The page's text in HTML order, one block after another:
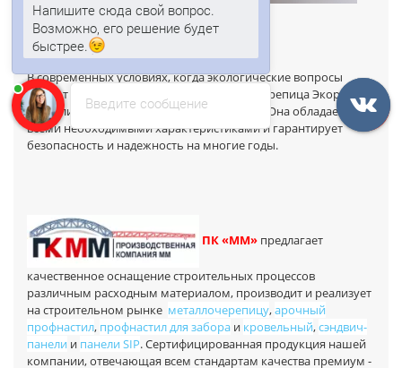
Заключение
В современных условиях, когда экологические вопросы
играют все более важную роль, металлочерепица Экоррей,
это отличное решение для кровли зданий. Она обладает
всеми необходимыми характеристиками и гарантирует
безопасность и надежность на многие годы.
ПК «ММ» предлагает
качественное оснащение строительных процессов
различным расходным материалом, производит и реализует
на строительном рынке металлочерепицу,арочный
профнастил, профнастил для забора и кровельный,сэндвич-
панели и панели SIP. Сертифицированная продукция нашей
компании, отвечающая всем стандартам качества премиум -
Введите сообщение
Напишите сюда свой вопрос.
Возможно, его решение будет
быстрее.